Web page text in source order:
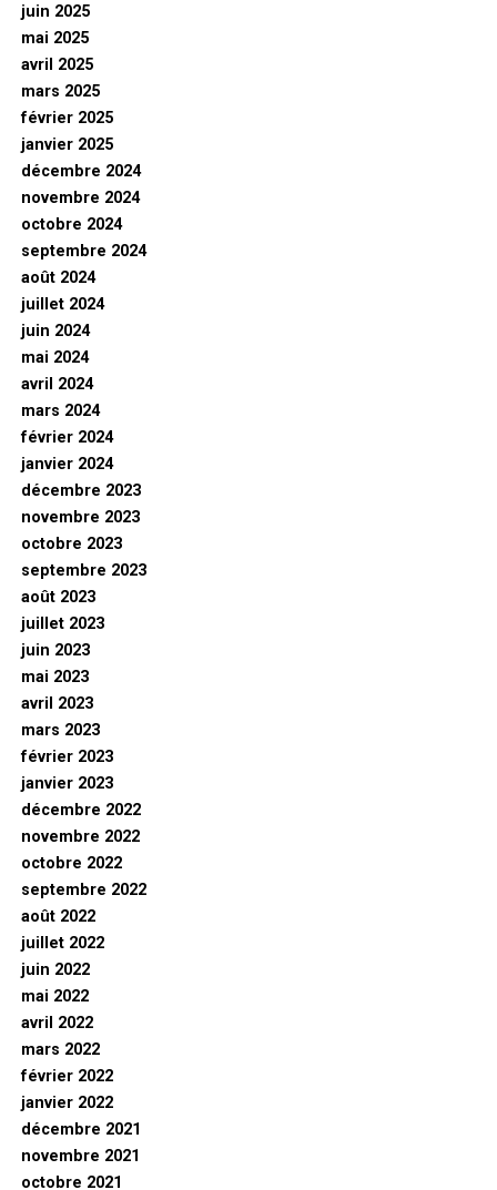
juin 2025
mai 2025
avril 2025
mars 2025
février 2025
janvier 2025
décembre 2024
novembre 2024
octobre 2024
septembre 2024
août 2024
juillet 2024
juin 2024
mai 2024
avril 2024
mars 2024
février 2024
janvier 2024
décembre 2023
novembre 2023
octobre 2023
septembre 2023
août 2023
juillet 2023
juin 2023
mai 2023
avril 2023
mars 2023
février 2023
janvier 2023
décembre 2022
novembre 2022
octobre 2022
septembre 2022
août 2022
juillet 2022
juin 2022
mai 2022
avril 2022
mars 2022
février 2022
janvier 2022
décembre 2021
novembre 2021
octobre 2021